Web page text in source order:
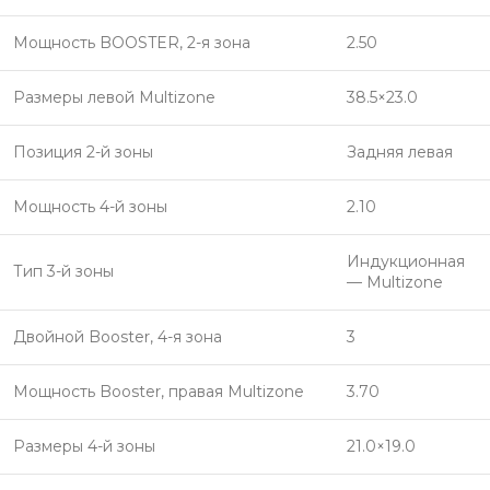
Мощность BOOSTER, 2-я зона 2.50
Размеры левой Multizone 38.5×23.0
Позиция 2-й зоны Задняя левая
Мощность 4-й зоны 2.10
Тип 3-й зоны
Индукционная
— Multizone
Двойной Booster, 4-я зона 3
Мощность Booster, правая Multizone 3.70
Размеры 4-й зоны 21.0×19.0